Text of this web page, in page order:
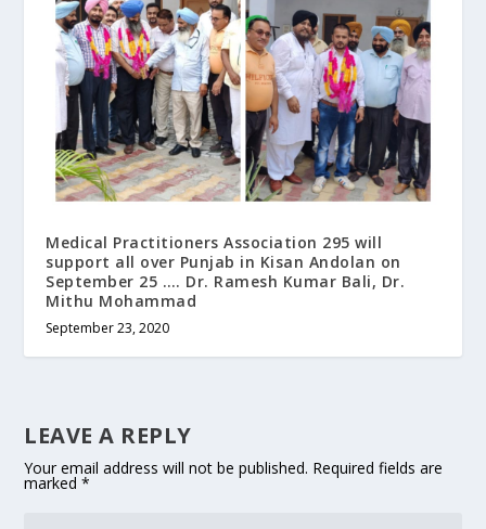
Medical Practitioners Association 295 will
support all over Punjab in Kisan Andolan on
September 25 …. Dr. Ramesh Kumar Bali, Dr.
Mithu Mohammad
September 23, 2020
LEAVE A REPLY
Your email address will not be published. Required fields are
marked*